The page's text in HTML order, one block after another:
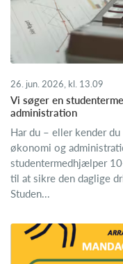
26. jun. 2026, kl. 13.09
Vi søger en
administration
Har du – eller kender
økonomi og
studentermedhjælper
til at sikre den daglige
Studen...